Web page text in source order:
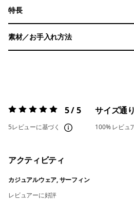
特長
素材／お手入れ方法
評価:5 / 5 5 / 5
5レビューに基づく
サイズ通り
100% レビュ
アクティビティ
カジュアルウェア, サーフィン
レビュアーに好評